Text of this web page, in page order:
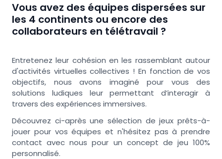
Vous avez des équipes dispersées sur
les 4 continents ou encore des
collaborateurs en télétravail ?
Entretenez leur cohésion en les rassemblant autour
d'activités virtuelles collectives ! En fonction de vos
objectifs, nous avons imaginé pour vous des
solutions ludiques leur permettant d’interagir à
travers des expériences immersives.
Découvrez ci-après une sélection de jeux prêts-à-
jouer pour vos équipes et n'hésitez pas à prendre
contact avec nous pour un concept de jeu 100%
personnalisé.